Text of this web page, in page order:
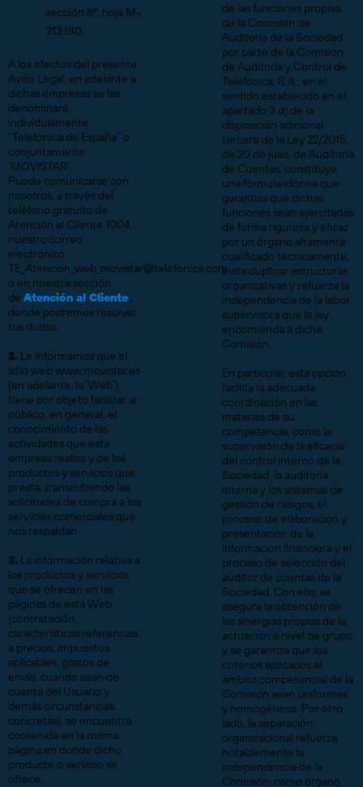
sección 8ª; hoja M-
213.180.
A los efectos del presente
Aviso Legal, en adelante a
dichas empresas se las
denominará
individualmente
“Telefónica de España” o
conjuntamente
‘MOVISTAR’.
Puede comunicarse con
nosotros, a través del
teléfono gratuito de
Atención al Cliente 1004,
nuestro correo
electrónico
TE_Atencion_web_movistar@telefonica.com
o en nuestra sección
de Atención al Cliente ,
donde podremos resolver
tus dudas.
2. Le informamos que el
sitio web www.movistar.es
(en adelante, la ‘Web’)
tiene por objeto facilitar al
público, en general, el
conocimiento de las
actividades que esta
empresa realiza y de los
productos y servicios que
presta, transmitiendo las
solicitudes de compra a los
servicios comerciales que
nos respaldan.
3. La información relativa a
los productos y servicios
que se ofrecen en las
páginas de esta Web
(contratación,
características referencias
a precios, impuestos
aplicables, gastos de
envío, cuando sean de
cuenta del Usuario y
demás circunstancias
concretas), se encuentra
contenida en la misma
página en donde dicho
producto o servicio se
ofrece.
de las funciones propias
de la Comisión de
Auditoría de la Sociedad
por parte de la Comisión
de Auditoría y Control de
Telefónica, S.A., en el
sentido establecido en el
apartado 3.d) de la
disposición adicional
tercera de la Ley 22/2015,
de 20 de julio, de Auditoría
de Cuentas, constituye
una fórmula idónea que
garantiza que dichas
funciones sean ejercitadas
de forma rigurosa y eficaz
por un órgano altamente
cualificado técnicamente,
evita duplicar estructuras
organizativas y refuerza la
independencia de la labor
supervisora que la ley
encomienda a dicha
Comisión.
En particular, esta opción
facilita la adecuada
coordinación en las
materias de su
competencia, como la
supervisión de la eficacia
del control interno de la
Sociedad, la auditoría
interna y los sistemas de
gestión de riesgos, el
proceso de elaboración y
presentación de la
información financiera y el
proceso de selección del
auditor de cuentas de la
Sociedad. Con ello, se
asegura la obtención de
las sinergias propias de la
actuación a nivel de grupo
y se garantiza que los
criterios aplicados el
ámbito competencial de la
Comisión sean uniformes
y homogéneos. Por otro
lado, la separación
organizacional refuerza
notablemente la
independencia de la
Comisión, como órgano